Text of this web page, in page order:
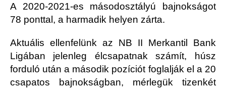
A 2020-2021-es másodosztályú bajnokságot
78 ponttal, a harmadik helyen zárta.
Aktuális ellenfelünk az NB II Merkantil Bank
Ligában jelenleg élcsapatnak számít, húsz
forduló után a második pozíciót foglalják el a 20
csapatos bajnokságban, mérlegük tizenkét